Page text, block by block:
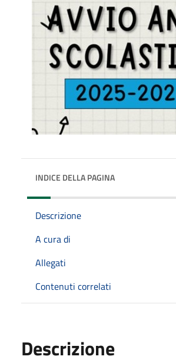
INDICE DELLA PAGINA
Descrizione
A cura di
Allegati
Contenuti correlati
Descrizione